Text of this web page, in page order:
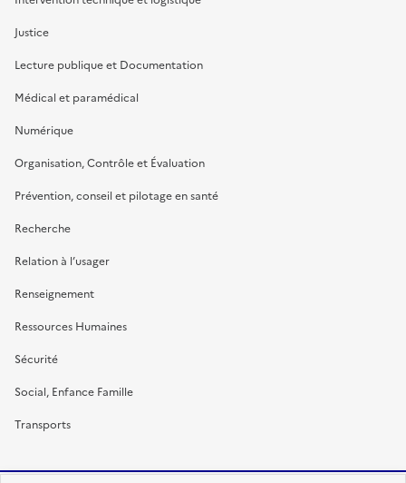
Justice
Lecture publique et Documentation
Médical et paramédical
Numérique
Organisation, Contrôle et Évaluation
Prévention, conseil et pilotage en santé
Recherche
Relation à l’usager
Renseignement
Ressources Humaines
Sécurité
Social, Enfance Famille
Transports